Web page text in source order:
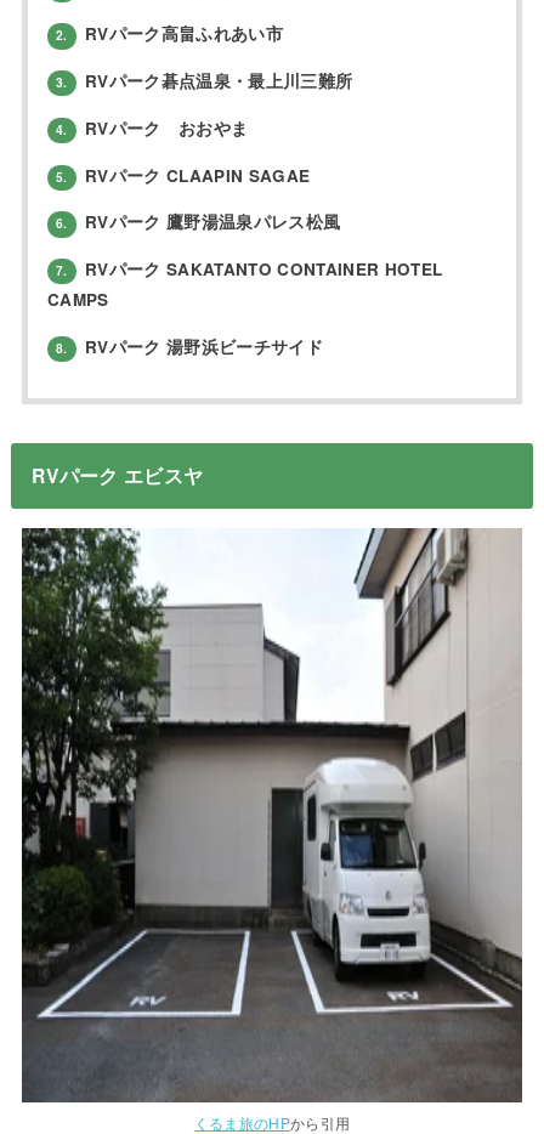
2. RVパーク高畠ふれあい市
3. RVパーク碁点温泉・最上川三難所
4. RVパーク おおやま
5. RVパーク CLAAPIN SAGAE
6. RVパーク 鷹野湯温泉パレス松風
7.
RVパーク SAKATANTO CONTAINER HOTEL
CAMPS
8. RVパーク 湯野浜ビーチサイド
RVパーク エビスヤ
くるま旅のHPから引用